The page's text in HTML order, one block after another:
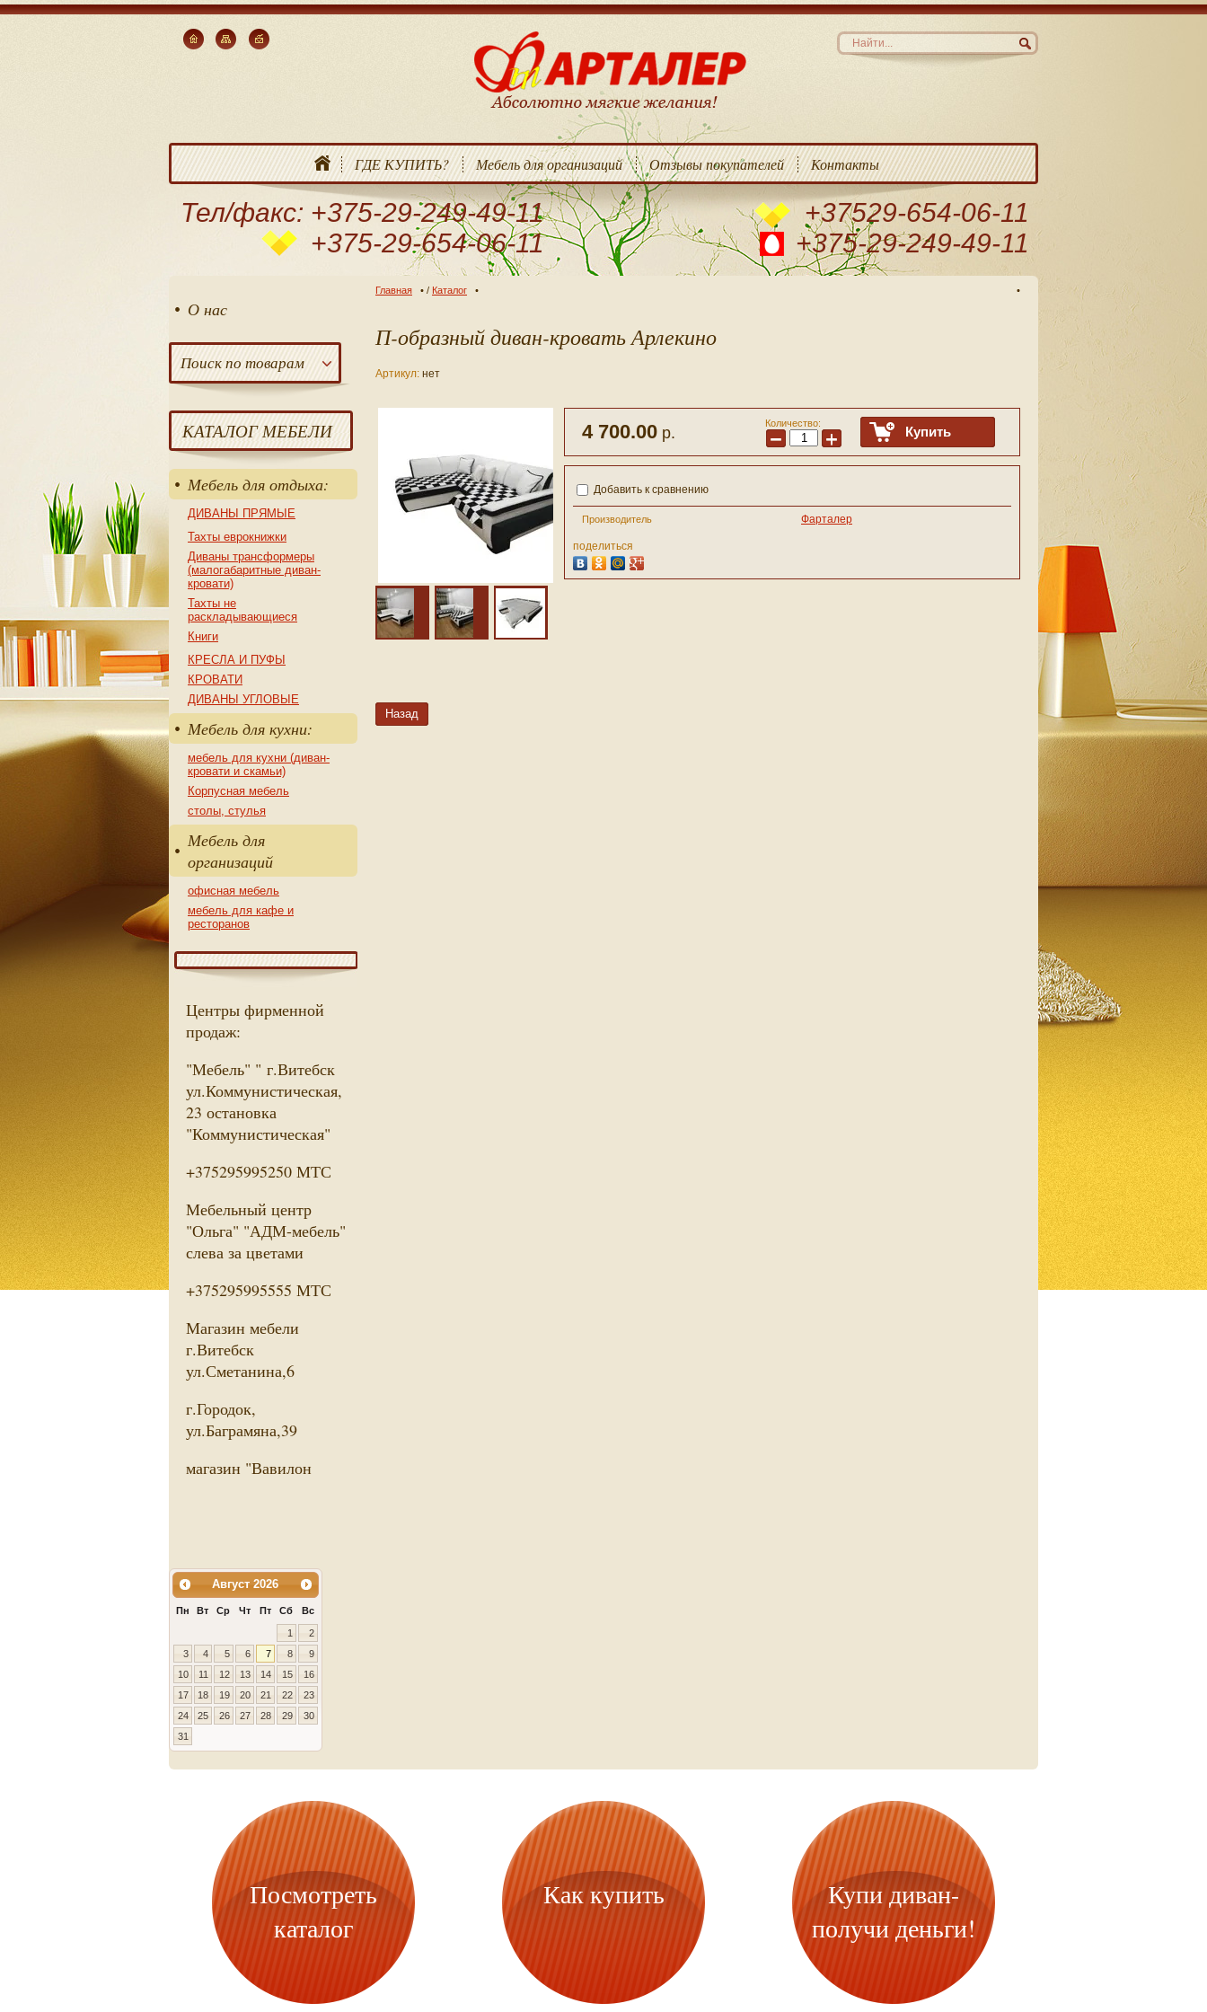
ГДЕ КУПИТЬ? Мебель для организаций Отзывы покупателей Контакты
Тел/факс: +375-29-249-49-11
+375-29-654-06-11
+37529-654-06-11
+375-29-249-49-11
Главная / Каталог
П-образный диван-кровать Арлекино
Артикул: нет
4 700.00 р.
Количество:
− + Купить
Добавить к сравнению
Производитель Фарталер
поделиться
Назад
О нас
Поиск по товарам
КАТАЛОГ МЕБЕЛИ
Мебель для отдыха:
ДИВАНЫ ПРЯМЫЕ
Тахты еврокнижки
Диваны трансформеры
(малогабаритные диван-
кровати)
Тахты не
раскладывающиеся
Книги
КРЕСЛА И ПУФЫ
КРОВАТИ
ДИВАНЫ УГЛОВЫЕ
Мебель для кухни:
мебель для кухни (диван-
кровати и скамьи)
Корпусная мебель
столы, стулья
Мебель для
организаций
офисная мебель
мебель для кафе и
ресторанов
Центры фирменной
продаж:
"Мебель" " г.Витебск
ул.Коммунистическая,
23 остановка
"Коммунистическая"
+375295995250 МТС
Мебельный центр
"Ольга" "АДМ-мебель"
слева за цветами
+375295995555 МТС
Магазин мебели
г.Витебск
ул.Сметанина,6
г.Городок,
ул.Баграмяна,39
магазин "Вавилон
Август 2026
Пн Вт Ср Чт Пт Сб Вс
1
2
3
4 5 6 7 8
9
10
11 12 13 14 15
16
17
18 19 20 21 22
23
24
25 26 27 28 29
30
31
Посмотреть
каталог
Как купить
Купи диван-
получи деньги!